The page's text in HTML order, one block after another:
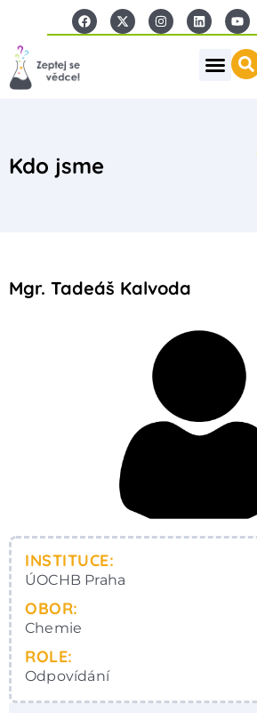
Kdo jsme
Mgr. Tadeáš Kalvoda
INSTITUCE:
ÚOCHB Praha
OBOR:
Chemie
ROLE:
Odpovídání